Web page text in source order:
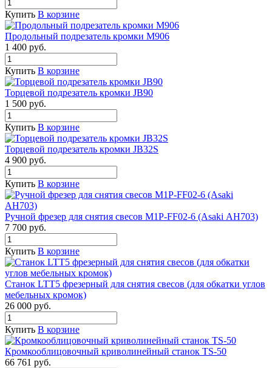
Купить В корзине
Продольный подрезатель кромки М906
1 400 руб.
Купить В корзине
Торцевой подрезатель кромки JB90
1 500 руб.
Купить В корзине
Торцевой подрезатель кромки JB32S
4 900 руб.
Купить В корзине
Ручной фрезер для снятия свесов M1P-FF02-6 (Asaki АН703)
7 700 руб.
Купить В корзине
Станок LTT5 фрезерный для снятия свесов (для обкатки углов
мебельных кромок)
26 000 руб.
Купить В корзине
Кромкооблицовочный криволинейный станок TS-50
66 761 руб.